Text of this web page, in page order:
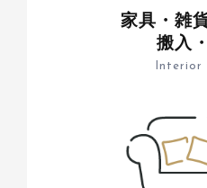
家具・雑
搬入
Interior